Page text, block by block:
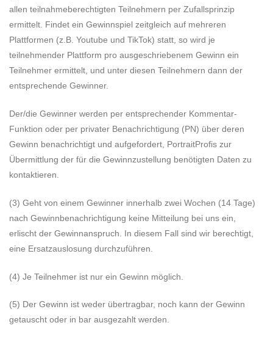
allen teilnahmeberechtigten Teilnehmern per Zufallsprinzip
ermittelt. Findet ein Gewinnspiel zeitgleich auf mehreren
Plattformen (z.B. Youtube und TikTok) statt, so wird je
teilnehmender Plattform pro ausgeschriebenem Gewinn ein
Teilnehmer ermittelt, und unter diesen Teilnehmern dann der
entsprechende Gewinner.
Der/die Gewinner werden per entsprechender Kommentar-
Funktion oder per privater Benachrichtigung (PN) über deren
Gewinn benachrichtigt und aufgefordert, PortraitProfis zur
Übermittlung der für die Gewinnzustellung benötigten Daten zu
kontaktieren.
(3) Geht von einem Gewinner innerhalb zwei Wochen (14 Tage)
nach Gewinnbenachrichtigung keine Mitteilung bei uns ein,
erlischt der Gewinnanspruch. In diesem Fall sind wir berechtigt,
eine Ersatzauslosung durchzuführen.
(4) Je Teilnehmer ist nur ein Gewinn möglich.
(5) Der Gewinn ist weder übertragbar, noch kann der Gewinn
getauscht oder in bar ausgezahlt werden.